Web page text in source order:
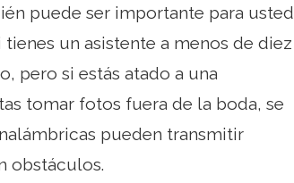
puede ser importante para usted
un asistente a menos de diez
pero si estás atado a una
tomar fotos fuera de la boda, se
pueden transmitir
obstáculos.